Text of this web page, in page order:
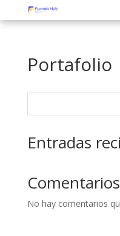
Portafolio
Entradas
No hay comentarios